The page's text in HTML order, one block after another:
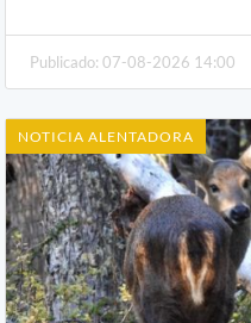
Publicado: 07-08-2026 14:00
NOTICIA ALENTADORA